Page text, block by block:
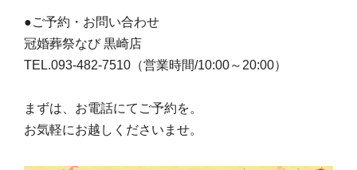
●ご予約・お問い合わせ
冠婚葬祭なび 黒崎店
TEL.093-482-7510（営業時間/10:00～20:00）
まずは、お電話にてご予約を。
お気軽にお越しくださいませ。